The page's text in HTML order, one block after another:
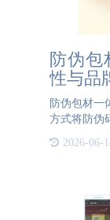
防伪包
性与品
防伪包材一
方式将防伪
便捷的购物
2026-06-